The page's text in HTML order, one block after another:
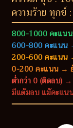
ความร้าย ทุกข์ :
800-1000 คะแน
600-800 คะแนน
200-600 คะแนน
0-200 คะแนน →
ต่ำกว่า 0 (ติดลบ) →
มีแต้มลบ แม้คะแน